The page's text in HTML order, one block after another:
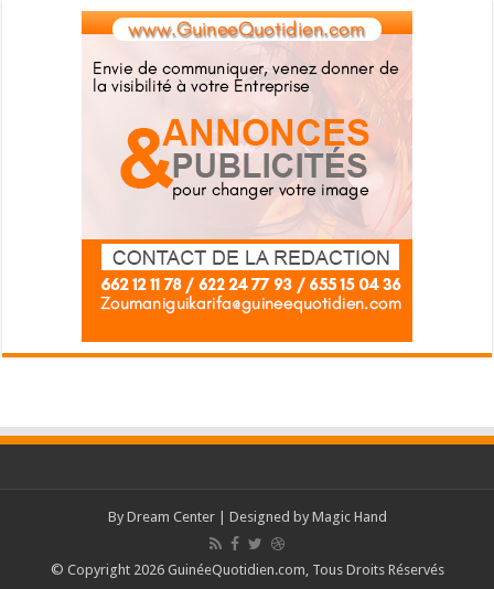
By Dream Center| Designed by Magic Hand
© Copyright 2026 GuinéeQuotidien.com, Tous Droits Réservés